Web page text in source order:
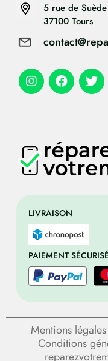
LIVRAISON
PAIEMENT SÉCURISÉ
5 rue de Suède
37100 Tours
Mentions légales
Conditions